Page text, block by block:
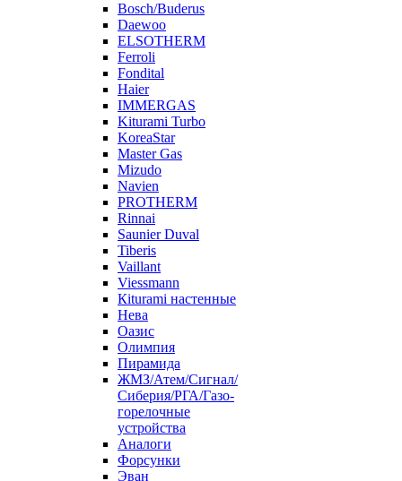
Bosch/Buderus
Daewoo
ELSOTHERM
Ferroli
Fondital
Haier
IMMERGAS
Kiturami Turbo
KoreaStar
Master Gas
Mizudo
Navien
PROTHERM
Rinnai
Saunier Duval
Tiberis
Vaillant
Viessmann
Кiturami настенные
Нева
Оазис
Олимпия
Пирамида
ЖМЗ/Атем/Сигнал/
Сиберия/РГА/Газо-
горелочные
устройства
Aналоги
Форсунки
Эван